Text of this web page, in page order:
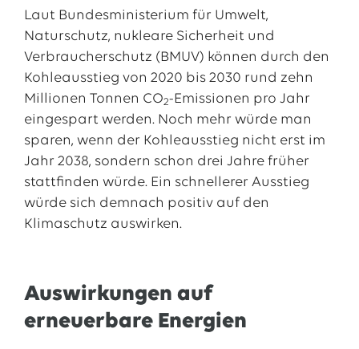
Laut Bundesministerium für Umwelt,
Naturschutz, nukleare Sicherheit und
Verbraucherschutz (BMUV) können durch den
Kohleausstieg von 2020 bis 2030 rund zehn
Millionen Tonnen CO2-Emissionen pro Jahr
eingespart werden. Noch mehr würde man
sparen, wenn der Kohleausstieg nicht erst im
Jahr 2038, sondern schon drei Jahre früher
stattfinden würde. Ein schnellerer Ausstieg
würde sich demnach positiv auf den
Klimaschutz auswirken.
Auswirkungen auf
erneuerbare Energien